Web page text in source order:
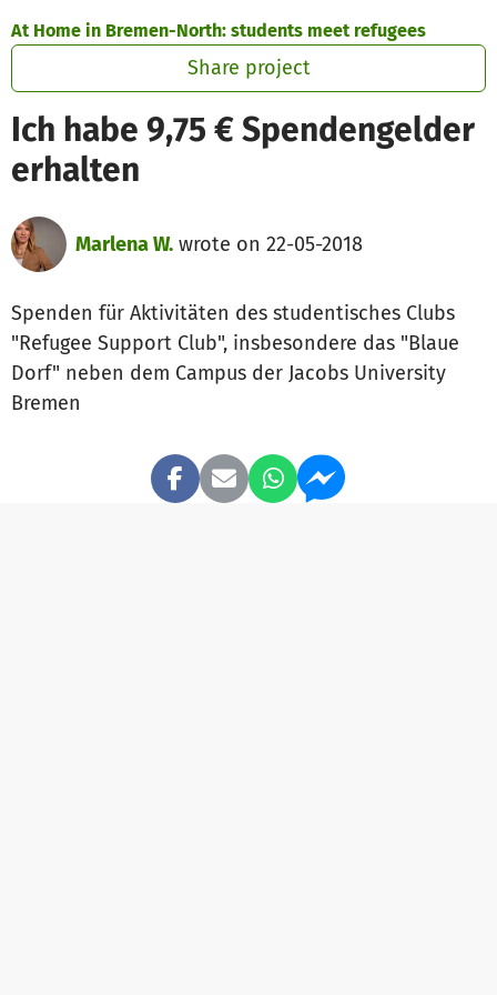
At Home in Bremen-North: students meet refugees
Share project
Ich habe 9,75 € Spendengelder
erhalten
Marlena W. wrote on 22-05-2018
Spenden für Aktivitäten des studentisches Clubs
"Refugee Support Club", insbesondere das "Blaue
Dorf" neben dem Campus der Jacobs University
Bremen